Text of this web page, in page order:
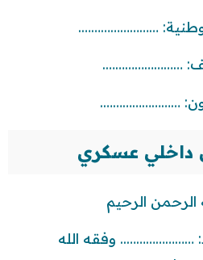
…………………….
…………………….
…………………….
داخلي عسكري
الرحمن الرحيم
………………….. وفقه الله